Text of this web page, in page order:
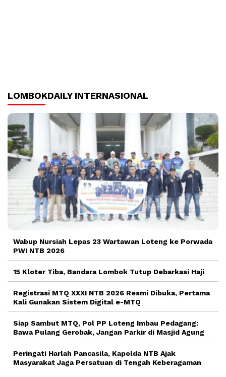
LOMBOKDAILY INTERNASIONAL
Wabup Nursiah Lepas 23 Wartawan Loteng ke Porwada
PWI NTB 2026
15 Kloter Tiba, Bandara Lombok Tutup Debarkasi Haji
Registrasi MTQ XXXI NTB 2026 Resmi Dibuka, Pertama
Kali Gunakan Sistem Digital e-MTQ
Siap Sambut MTQ, Pol PP Loteng Imbau Pedagang:
Bawa Pulang Gerobak, Jangan Parkir di Masjid Agung
Peringati Harlah Pancasila, Kapolda NTB Ajak
Masyarakat Jaga Persatuan di Tengah Keberagaman